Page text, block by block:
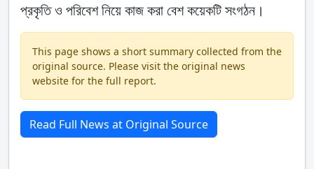
প্রকৃতি ও পরিবেশ নিয়ে কাজ করা বেশ কয়েকটি সংগঠন।
This page shows a short summary collected from the
original source. Please visit the original news
website for the full report.
Read Full News at Original Source